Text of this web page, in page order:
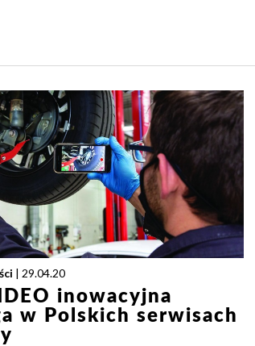
| 29.04.20
inowacyjna
w Polskich serwisach